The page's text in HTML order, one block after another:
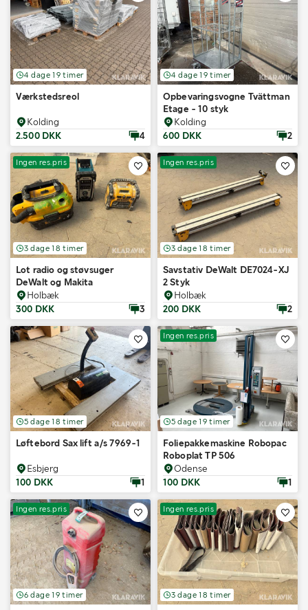
4 dage 19 timer
Værkstedsreol
Kolding
2.500 DKK
4
4 dage 19 timer
Opbevaringsvogne Tvättman
Etage - 10 styk
Kolding
600 DKK
2
Ingen res.pris
3 dage 18 timer
Lot radio og støvsuger
DeWalt og Makita
Holbæk
300 DKK
3
Ingen res.pris
3 dage 18 timer
Savstativ DeWalt DE7024-XJ
2 Styk
Holbæk
200 DKK
2
5 dage 18 timer
Løftebord Sax lift a/s 7969-1
Esbjerg
100 DKK
1
Ingen res.pris
5 dage 19 timer
Foliepakkemaskine Robopac
Roboplat TP 506
Odense
100 DKK
1
Ingen res.pris
6 dage 19 timer
Ingen res.pris
3 dage 18 timer